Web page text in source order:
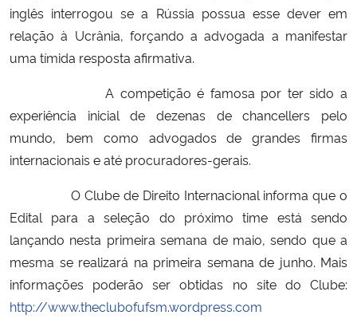
inglês interrogou se a Rússia possua esse dever em
relação à Ucrânia, forçando a advogada a manifestar
uma tímida resposta afirmativa.
A competição é famosa por ter sido a
experiência inicial de dezenas de chancellers pelo
mundo, bem como advogados de grandes firmas
internacionais e até procuradores-gerais.
O Clube de Direito Internacional informa que o
Edital para a seleção do próximo time está sendo
lançando nesta primeira semana de maio, sendo que a
mesma se realizará na primeira semana de junho. Mais
informações poderão ser obtidas no site do Clube:
http://www.theclubofufsm.wordpress.com